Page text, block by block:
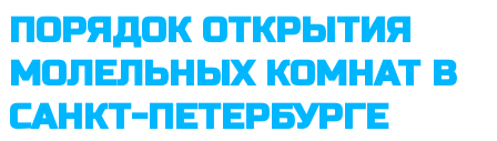
ПОРЯДОК ОТКРЫТИЯ
МОЛЕЛЬНЫХ КОМНАТ В
САНКТ-ПЕТЕРБУРГЕ